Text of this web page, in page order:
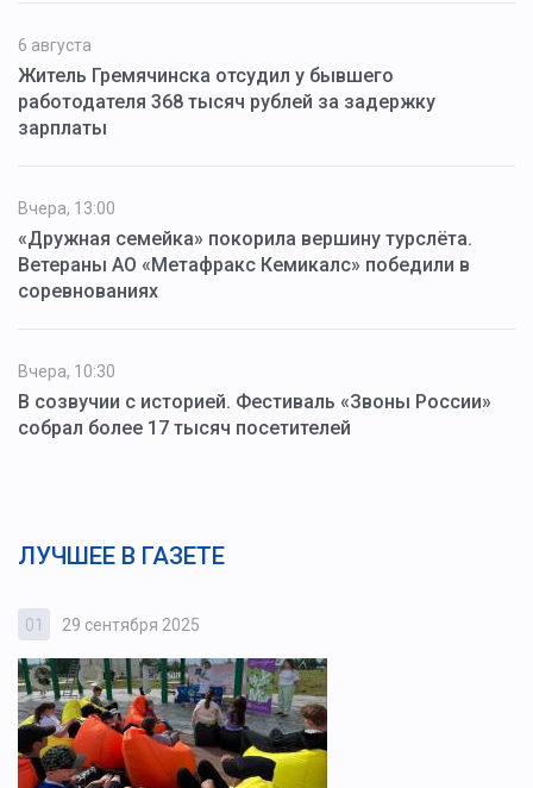
6 августа
Житель Гремячинска отсудил у бывшего
работодателя 368 тысяч рублей за задержку
зарплаты
Вчера, 13:00
«Дружная семейка» покорила вершину турслёта.
Ветераны АО «Метафракс Кемикалс» победили в
соревнованиях
Вчера, 10:30
В созвучии с историей. Фестиваль «Звоны России»
собрал более 17 тысяч посетителей
ЛУЧШЕЕ В ГАЗЕТЕ
01 29 сентября 2025